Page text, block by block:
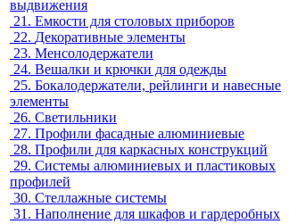
выдвижения
21. Емкости для столовых приборов
22. Декоративные элементы
23. Менсолодержатели
24. Вешалки и крючки для одежды
25. Бокалодержатели, рейлинги и навесные
элементы
26. Светильники
27. Профили фасадные алюминиевые
28. Профили для каркасных конструкций
29. Системы алюминиевых и пластиковых
профилей
30. Стеллажные системы
31. Наполнение для шкафов и гардеробных